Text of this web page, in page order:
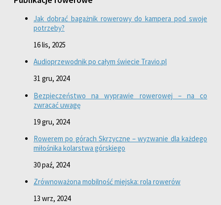
Jak dobrać bagażnik rowerowy do kampera pod swoje
potrzeby?
16 lis, 2025
Audioprzewodnik po całym świecie Travio.pl
31 gru, 2024
Bezpieczeństwo na wyprawie rowerowej – na co
zwracać uwagę
19 gru, 2024
Rowerem po górach Skrzyczne – wyzwanie dla każdego
miłośnika kolarstwa górskiego
30 paź, 2024
Zrównoważona mobilność miejska: rola rowerów
13 wrz, 2024